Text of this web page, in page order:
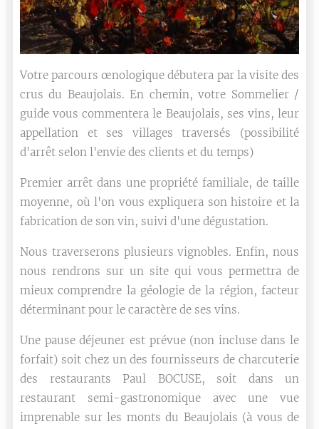
Votre parcours œnologique débutera par la visite des
crus du Beaujolais. En chemin, votre Sommelier /
guide vous commentera le Beaujolais, ses vins, leur
appellation et ses villages traversés (possibilité
d'arrêt selon l'envie des clients et du temps)
Premier arrêt dans une propriété familiale, de taille
moyenne, où l'on vous expliquera son histoire et la
fabrication de son vin, suivi d'une dégustation.
Nous traverserons plusieurs vignobles. Enfin, nous
nous rendrons sur un site qui vous permettra de
mieux comprendre la géologie de la région, facteur
déterminant pour le caractère de ses vins.
Une pause déjeuner est prévue (non incluse dans le
forfait) soit chez un des fournisseurs de charcuterie
des restaurants Paul BOCUSE, soit dans un
restaurant semi-gastronomique avec une vue
imprenable sur les monts du Beaujolais (à vous de